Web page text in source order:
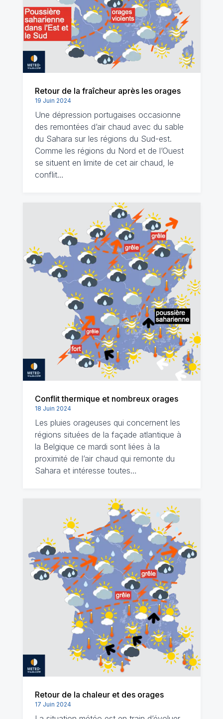
Retour de la fraîcheur après les orages
19 Juin 2024
Une dépression portugaises occasionne
des remontées d’air chaud avec du sable
du Sahara sur les régions du Sud-est.
Comme les régions du Nord et de l’Ouest
se situent en limite de cet air chaud, le
conflit…
Conflit thermique et nombreux orages
18 Juin 2024
Les pluies orageuses qui concernent les
régions situées de la façade atlantique à
la Belgique ce mardi sont liées à la
proximité de l’air chaud qui remonte du
Sahara et intéresse toutes…
Retour de la chaleur et des orages
17 Juin 2024